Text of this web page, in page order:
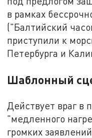
в рамках
("Балтийский
приступили к
Петербурга и
Шаблонный
Действует враг в
"медленного
громких